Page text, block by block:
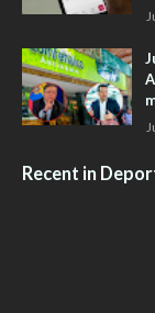
Recent in